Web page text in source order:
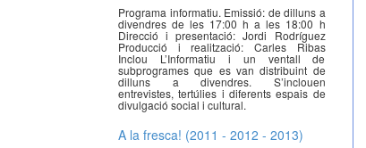
Programa informatiu. Emissió: de dilluns a
divendres de les 17:00 h a les 18:00 h
Direcció i presentació: Jordi Rodríguez
Producció i realització: Carles Ribas
Inclou L’Informatiu i un ventall de
subprogrames que es van distribuint de
dilluns a divendres. S’inclouen
entrevistes, tertúlies i diferents espais de
divulgació social i cultural.
A la fresca! (2011 - 2012 - 2013)